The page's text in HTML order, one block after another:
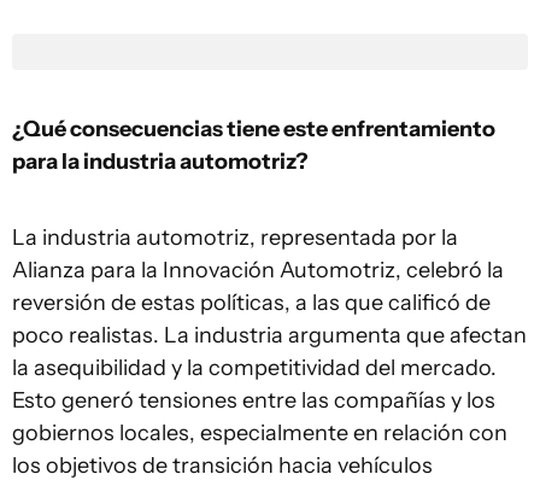
¿Qué consecuencias tiene este enfrentamiento
para la industria automotriz?
La industria automotriz, representada por la
Alianza para la Innovación Automotriz, celebró la
reversión de estas políticas, a las que calificó de
poco realistas. La industria argumenta que afectan
la asequibilidad y la competitividad del mercado.
Esto generó tensiones entre las compañías y los
gobiernos locales, especialmente en relación con
los objetivos de transición hacia vehículos